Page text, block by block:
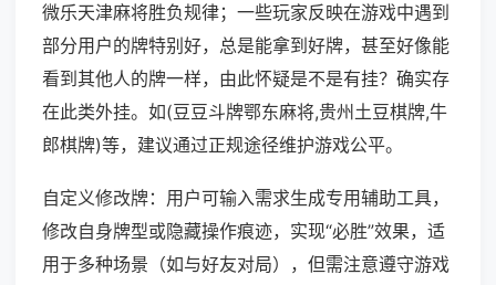
微乐天津麻将胜负规律；一些玩家反映在游戏中遇到
部分用户的牌特别好，总是能拿到好牌，甚至好像能
看到其他人的牌一样，由此怀疑是不是有挂？确实存
在此类外挂。如(豆豆斗牌鄂东麻将,贵州土豆棋牌,牛
郎棋牌)等，建议通过正规途径维护游戏公平。
自定义修改牌：用户可输入需求生成专用辅助工具，
修改自身牌型或隐藏操作痕迹，实现“必胜”效果，适
用于多种场景（如与好友对局），但需注意遵守游戏